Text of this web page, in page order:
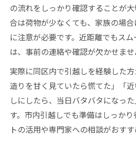
の流れをしっかり確認することが
合は荷物が少なくても、家族の場
に注意が必要です。近距離でもス
は、事前の連絡や確認が欠かせませ
実際に同区内で引越しを経験した
造りを甘く見ていたら慌てた」「
しにしたら、当日バタバタになっ
す。市内引越しでも準備はしっか
トの活用や専門家への相談がおすす